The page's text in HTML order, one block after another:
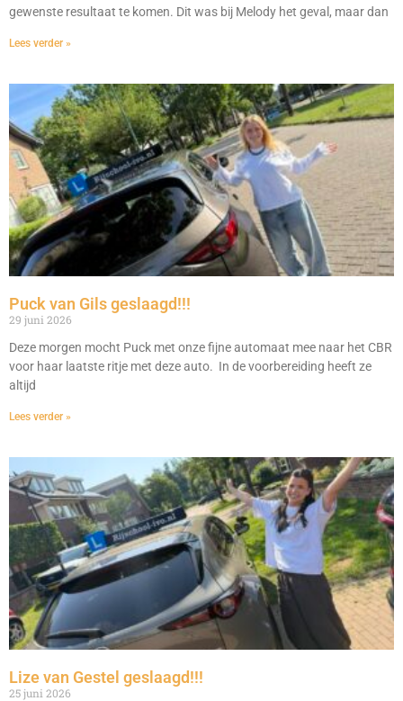
gewenste resultaat te komen. Dit was bij Melody het geval, maar dan
Lees verder »
Puck van Gils geslaagd!!!
29 juni 2026
Deze morgen mocht Puck met onze fijne automaat mee naar het CBR
voor haar laatste ritje met deze auto. In de voorbereiding heeft ze
altijd
Lees verder »
Lize van Gestel geslaagd!!!
25 juni 2026